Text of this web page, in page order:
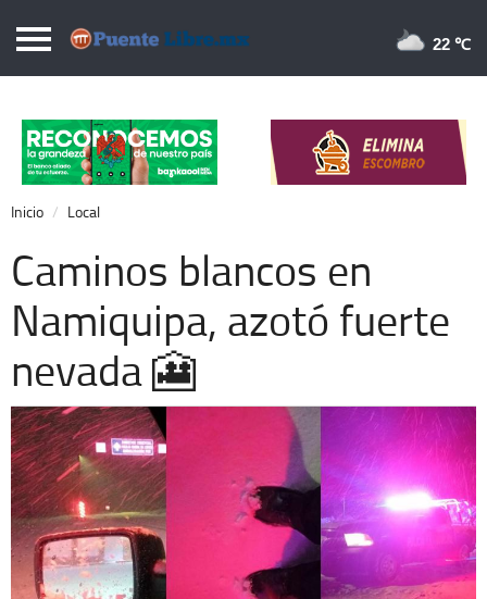
Puentelibre.mx
Local
Nacional
Opinión
Cronos
Economía
Extra +
22 ℃
Inicio Local
Caminos blancos en
Namiquipa, azotó fuerte
nevada 🎦